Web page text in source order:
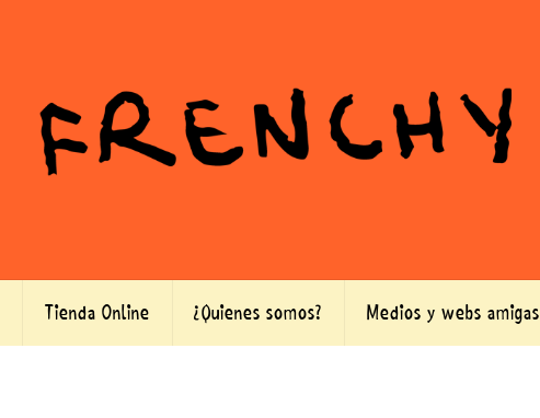
Tienda Online ¿Quienes somos? Medios y webs amigas